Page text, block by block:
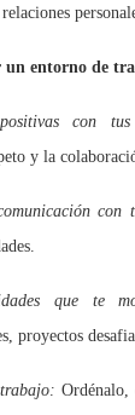
un entorno de
con tus
y la
con
que te
proyectos
Ordénalo,